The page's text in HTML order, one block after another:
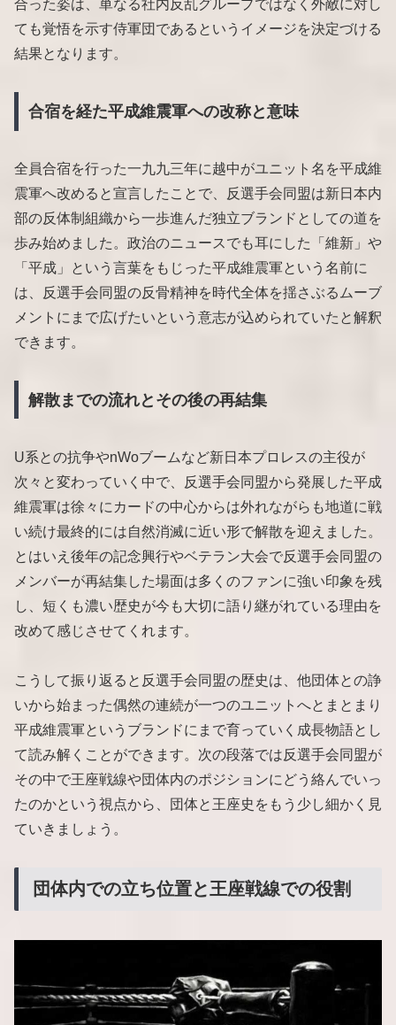
合った姿は、単なる社内反乱グループではなく外敵に対し
ても覚悟を示す侍軍団であるというイメージを決定づける
結果となります。
合宿を経た平成維震軍への改称と意味
全員合宿を行った一九九三年に越中がユニット名を平成維
震軍へ改めると宣言したことで、反選手会同盟は新日本内
部の反体制組織から一歩進んだ独立ブランドとしての道を
歩み始めました。政治のニュースでも耳にした「維新」や
「平成」という言葉をもじった平成維震軍という名前に
は、反選手会同盟の反骨精神を時代全体を揺さぶるムーブ
メントにまで広げたいという意志が込められていたと解釈
できます。
解散までの流れとその後の再結集
U系との抗争やnWoブームなど新日本プロレスの主役が
次々と変わっていく中で、反選手会同盟から発展した平成
維震軍は徐々にカードの中心からは外れながらも地道に戦
い続け最終的には自然消滅に近い形で解散を迎えました。
とはいえ後年の記念興行やベテラン大会で反選手会同盟の
メンバーが再結集した場面は多くのファンに強い印象を残
し、短くも濃い歴史が今も大切に語り継がれている理由を
改めて感じさせてくれます。
こうして振り返ると反選手会同盟の歴史は、他団体との諍
いから始まった偶然の連続が一つのユニットへとまとまり
平成維震軍というブランドにまで育っていく成長物語とし
て読み解くことができます。次の段落では反選手会同盟が
その中で王座戦線や団体内のポジションにどう絡んでいっ
たのかという視点から、団体と王座史をもう少し細かく見
ていきましょう。
団体内での立ち位置と王座戦線での役割